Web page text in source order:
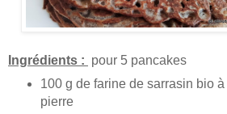
Ingrédients : pour 5 pancakes
100 g de farine de sarrasin bio
pierre